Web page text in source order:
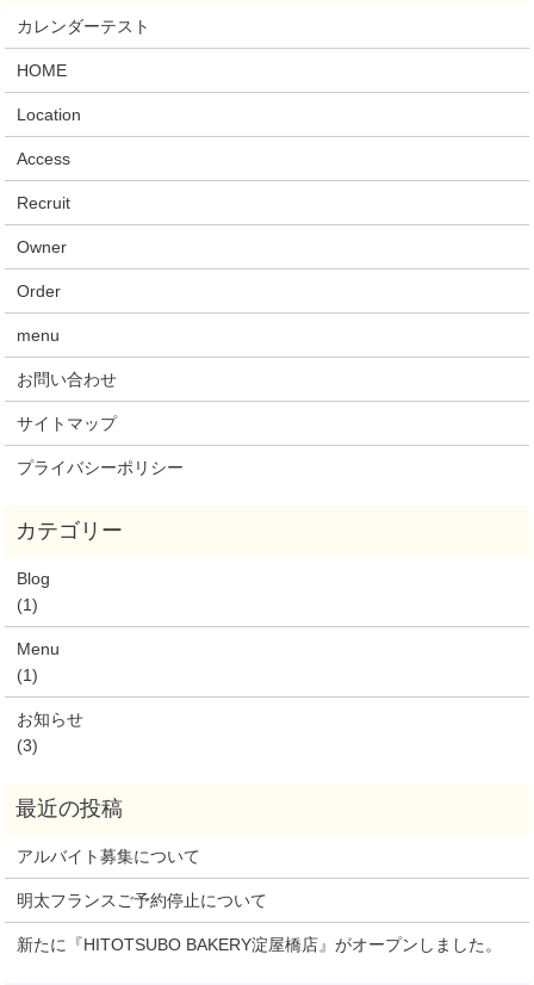
カレンダーテスト
HOME
Location
Access
Recruit
Owner
Order
menu
お問い合わせ
サイトマップ
プライバシーポリシー
Blog
(1)
Menu
(1)
お知らせ
(3)
アルバイト募集について
明太フランスご予約停止について
新たに『HITOTSUBO BAKERY淀屋橋店』がオープンしました。